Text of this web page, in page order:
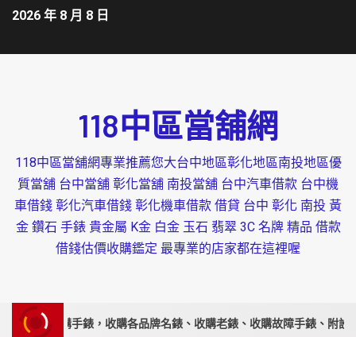
2026 年 8 月 8 日
118中區當舖網
118中區當舖網專業推薦您大台中地區彰化地區南投地區優
質當舖 台中當舖 彰化當舖 南投當舖 台中汽車借款 台中機
車借錢 彰化汽車借錢 彰化機車借款 借貸 台中 彰化 南投 黃
金 鑽石 手錶 貴金屬 K金 白金 玉石 翡翠 3C 名牌 精品 借款
借錢估價收購鑑定 最專業的店家都在這裡喔
價收購手錶，收購各品牌名錶、收購老錶、收購故障手錶、附設平價